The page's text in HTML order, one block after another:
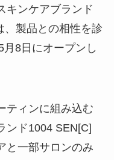
キンケアブランド
、製品との相性を診
8日にオープンし
ティンに組み込む
ンド1004 SEN[C]
と一部サロンのみ